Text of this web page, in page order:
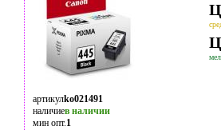
артикулko021491
наличиев наличии
мин опт.1